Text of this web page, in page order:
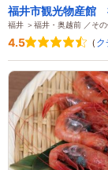
福井市観光物産館
福井 ＞福井・奥越前 ／そ
4.5 （